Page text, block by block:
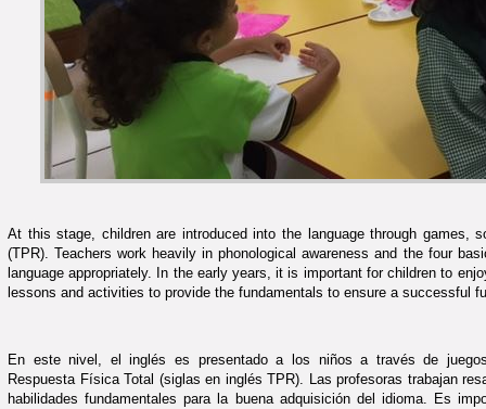
At this stage, children are introduced into the language through games,
(TPR). Teachers work heavily in phonological awareness and the four
language appropriately. In the early years, it is important for children to
lessons and activities to provide the fundamentals to ensure a successful
En este nivel, el inglés es presentado a los niños a través de
Respuesta Física Total (siglas en inglés TPR). Las profesoras trabajan
habilidades fundamentales para la buena adquisición del idioma. Es